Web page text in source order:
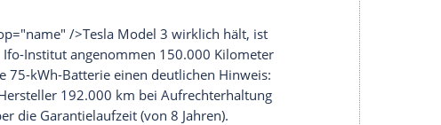
dazu verpflichtet haben, für die Batterien des ID.3
in Nevada hatTesla eine riesige Photovoltaik-